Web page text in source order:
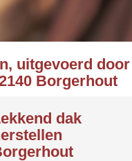
uitgevoerd door
Borgerhout
dak